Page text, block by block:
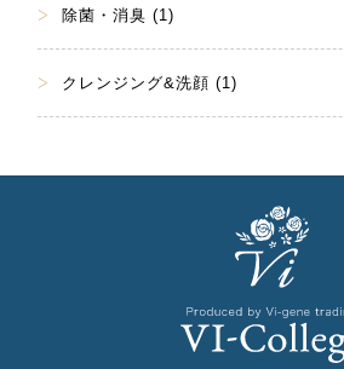
除菌・消臭 (1)
クレンジング&洗顔 (1)